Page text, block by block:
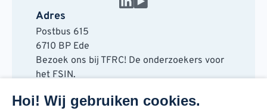
Hoi! Wij gebruiken cookies.
Adres
Postbus 615
6710 BP Ede
Bezoek ons bij TFRC! De onderzoekers voor
het FSIN.
6717 LT Ede